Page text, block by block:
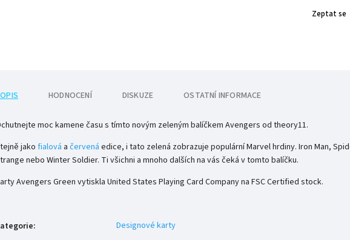
Zeptat se
HODNOCENÍ DISKUZE OSTATNÍ INFORMACE
moc kamene času s tímto novým zeleným balíčkem Avengers od theory11.
jako fialová a červená edice, i tato zelená zobrazuje populární Marvel hrdiny. Iron Man,
nebo Winter Soldier. Ti všichni a mnoho dalších na vás čeká v tomto balíčku.
Avengers Green vytiskla United States Playing Card Company na FSC Certified stock.
:
Designové karty